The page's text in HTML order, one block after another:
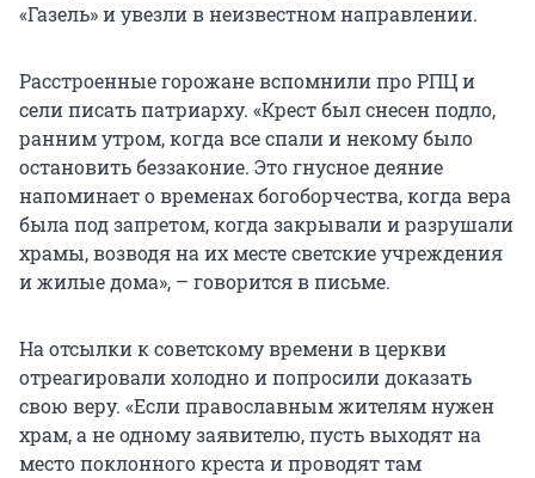
«Газель» и увезли в неизвестном направлении.
Расстроенные горожане вспомнили про РПЦ и
сели писать патриарху. «Крест был снесен подло,
ранним утром, когда все спали и некому было
остановить беззаконие. Это гнусное деяние
напоминает о временах богоборчества, когда вера
была под запретом, когда закрывали и разрушали
храмы, возводя на их месте светские учреждения
и жилые дома», – говорится в письме.
На отсылки к советскому времени в церкви
отреагировали холодно и попросили доказать
свою веру. «Если православным жителям нужен
храм, а не одному заявителю, пусть выходят на
место поклонного креста и проводят там